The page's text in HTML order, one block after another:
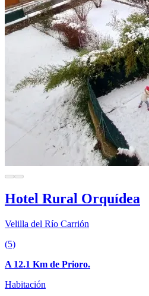
Hotel Rural Orquídea
Velilla del Río Carrión
(5)
A 12.1 Km de Prioro.
Habitación